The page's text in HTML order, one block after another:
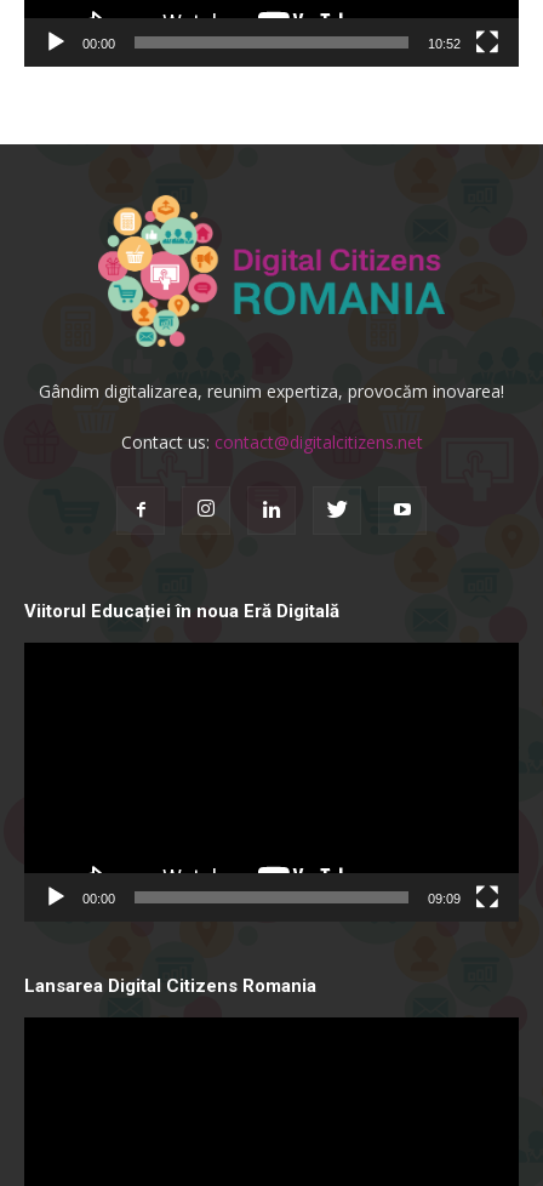
00:00 10:52
Gândim digitalizarea, reunim expertiza, provocăm inovarea!
Contact us: contact@digitalcitizens.net
Viitorul Educației în noua Eră Digitală
00:00 09:09
Lansarea Digital Citizens Romania